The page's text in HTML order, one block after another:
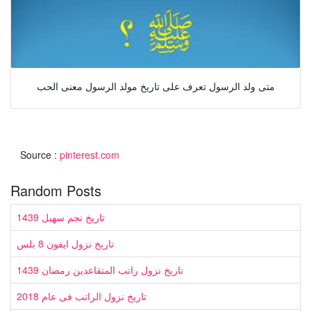
متى ولد الرسول تعرف على تاريخ مولد الرسول معنى الحب
Source : pinterest.com
Random Posts
تاريخ نجم سهيل 1439
تاريخ نزول ايفون 8 بلس
تاريخ نزول راتب المتقاعدين رمضان 1439
تاريخ نزول الراتب فى عام 2018